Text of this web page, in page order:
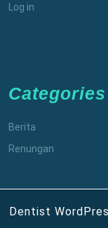
Log in
Categories
Berita
Renungan
Dentist